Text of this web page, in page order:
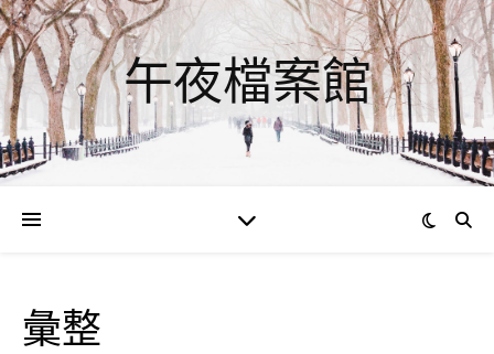
午夜檔案館
彙整